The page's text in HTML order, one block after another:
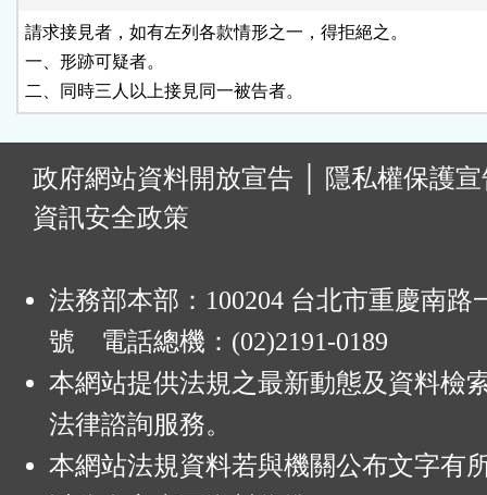
請求接見者，如有左列各款情形之一，得拒絕之。
一、形跡可疑者。
二、同時三人以上接見同一被告者。
政府網站資料開放宣告
隱私權保護
資訊安全政策
法務部本部：100204 台北市重慶南路
號 電話總機：(02)2191-0189
本網站提供法規之最新動態及資料檢
法律諮詢服務。
本網站法規資料若與機關公布文字有